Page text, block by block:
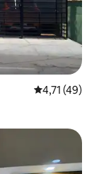
Gemiddelde
4,71 (49)